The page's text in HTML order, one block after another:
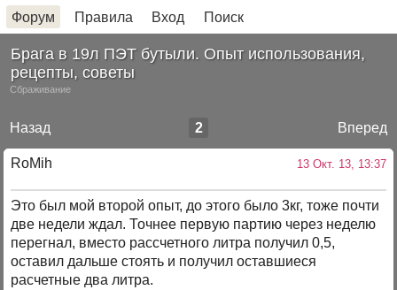
Форум Правила Вход Поиск
Брага в 19л ПЭТ бутыли. Опыт использования,
рецепты, советы
Сбраживание
Назад Вперед
2
RoMih 13 Окт. 13, 13:37
Это был мой второй опыт, до этого было 3кг, тоже почти
две недели ждал. Точнее первую партию через неделю
перегнал, вместо рассчетного литра получил 0,5,
оставил дальше стоять и получил оставшиеся
расчетные два литра.